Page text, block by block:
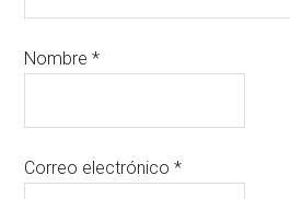
Nombre*
Correo electrónico*